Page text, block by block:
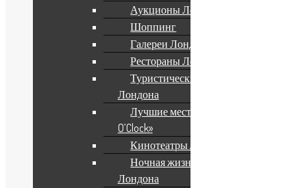
Аукционы Лондона
Шоппинг
Галереи Лондона
Рестораны Лондона
Туристические Пабы
Лондона
Лучшие места для «Five
O’Clock»
Кинотеатры Лондона
Ночная жизнь
Лондона